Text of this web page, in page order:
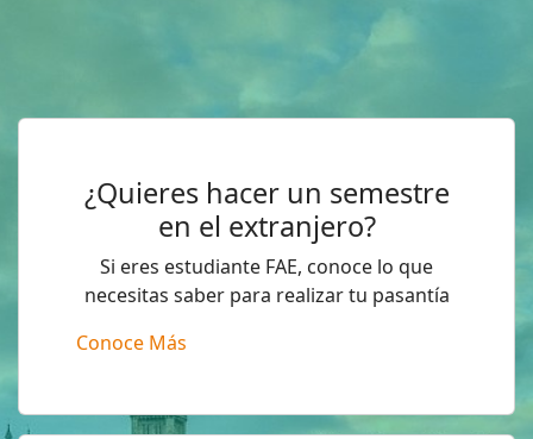
¿Quieres hacer un semestre
en el extranjero?
Si eres estudiante FAE, conoce lo que
necesitas saber para realizar tu pasantía
Conoce Más